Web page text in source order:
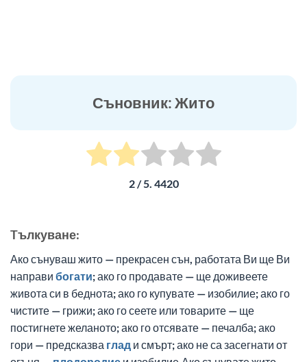
Съновник: Жито
2/ 5. 4420
Tълкуване:
Ако сънуваш жито — прекрасен сън, работата Ви ще Ви
направи богати; ако го продавате — ще доживеете
живота си в беднота; ако го купувате — изобилие; ако го
чистите — грижи; ако го сеете или товарите — ще
постигнете желаното; ако го отсявате — печалба; ако
гори — предсказва глад и смърт; ако не са засегнати от